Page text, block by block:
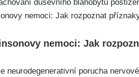
duševního blahobytu
nemoci: Jak
neurodegenerativní porucha